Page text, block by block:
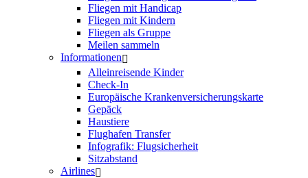
Fliegen mit Handicap
Fliegen mit Kindern
Fliegen als Gruppe
Meilen sammeln
Informationen
Alleinreisende Kinder
Check-In
Europäische Krankenversicherungskarte
Gepäck
Haustiere
Flughafen Transfer
Infografik: Flugsicherheit
Sitzabstand
Airlines